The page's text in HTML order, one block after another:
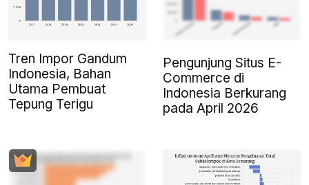
Tren Impor Gandum
Indonesia, Bahan
Utama Pembuat
Tepung Terigu
Pengunjung Situs E-
Commerce di
Indonesia Berkurang
pada April 2026